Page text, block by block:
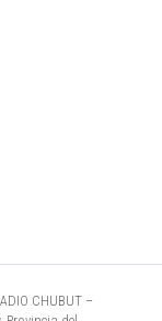
CHUBUT –